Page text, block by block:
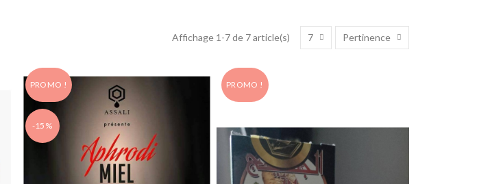
Affichage 1-7 de 7 article(s) 7 Pertinence
PROMO !
-15%
PROMO !